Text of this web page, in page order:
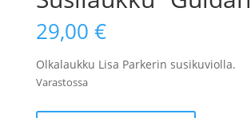
29,00 €
Olkalaukku Lisa Parkerin susikuviolla.
Varastossa